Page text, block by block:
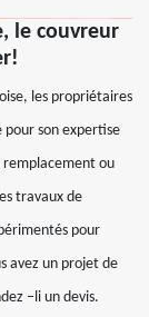
le couvreur
les propriétaires
pour son expertise
remplacement ou
travaux de
pour
avez un projet de
–li un devis.